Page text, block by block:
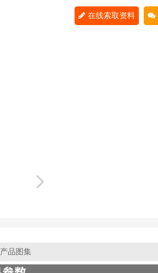
在线索取资料
产品图集